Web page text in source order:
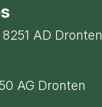
AD Dronten
AG Dronten